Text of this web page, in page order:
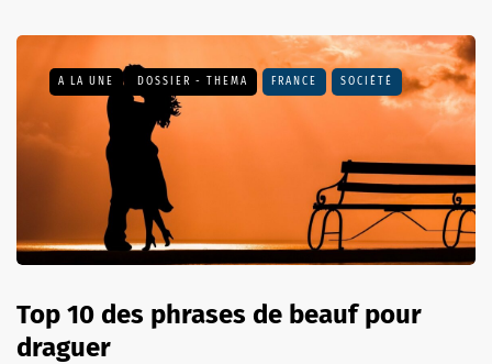
A LA UNE DOSSIER - THEMA FRANCE SOCIÉTÉ
Top 10 des phrases de beauf pour
draguer